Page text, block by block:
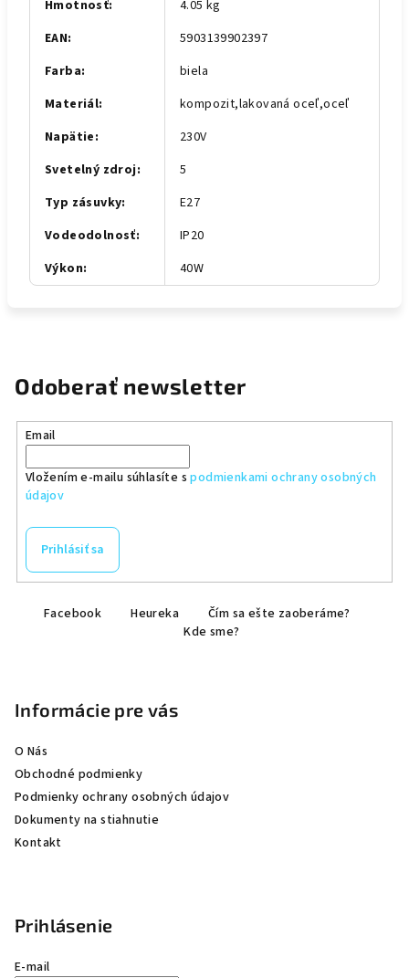
Hmotnosť:
4.05 kg
EAN:
5903139902397
Farba:
biela
Materiál:
kompozit,lakovaná oceľ,oceľ
Napätie:
230V
Svetelný zdroj:
5
Typ zásuvky:
E27
Vodeodolnosť:
IP20
Výkon: 40W
Odoberať newsletter
Email
Vložením e-mailu súhlasíte spodmienkami ochrany osobných
údajov
Prihlásiť sa
Facebook Heureka
Čím sa ešte zaoberáme?
Kde sme?
Informácie pre vás
O Nás
Obchodné podmienky
Podmienky ochrany osobných údajov
Dokumenty na stiahnutie
Kontakt
Prihlásenie
E-mail